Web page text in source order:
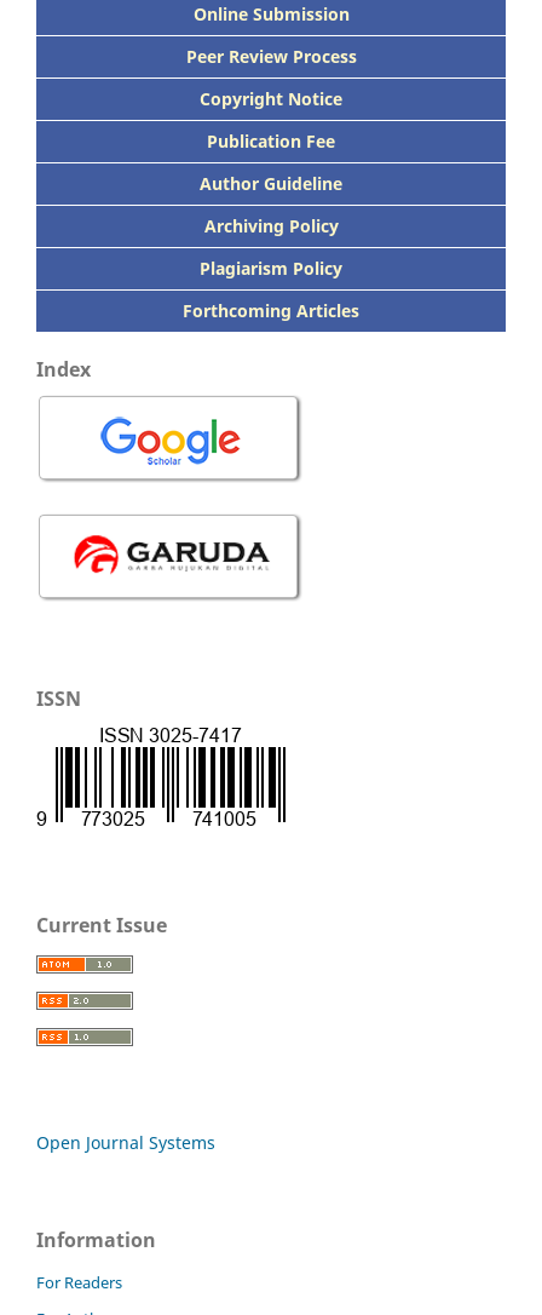
Online Submission
Peer Review Process
Copyright Notice
Publication Fee
Author Guideline
Archiving Policy
Plagiarism Policy
Forthcoming Articles
Index
ISSN
Current Issue
Open Journal Systems
Information
For Readers